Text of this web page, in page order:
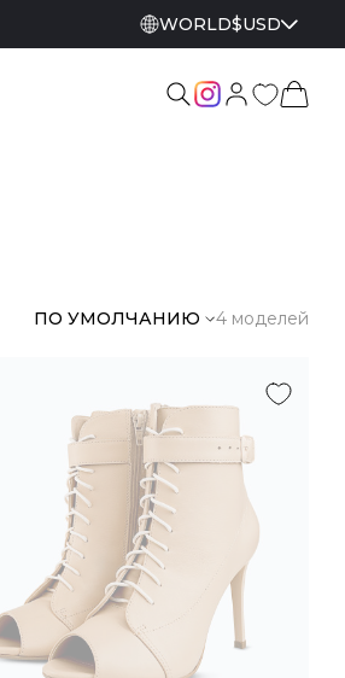
WORLD$USD
ПО УМОЛЧАНИЮ 4 моделей